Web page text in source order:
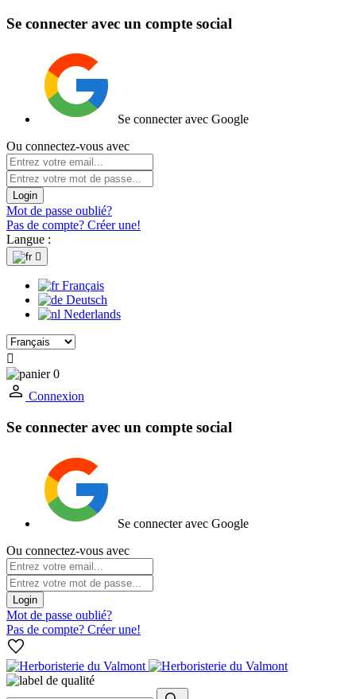
Se connecter avec un compte social
Se connecter avec Google
Ou connectez-vous avec
Login
Mot de passe oublié?
Pas de compte? Créer une!
Langue :

Français
Deutsch
Nederlands

0
Connexion
Se connecter avec un compte social
Se connecter avec Google
Ou connectez-vous avec
Login
Mot de passe oublié?
Pas de compte? Créer une!